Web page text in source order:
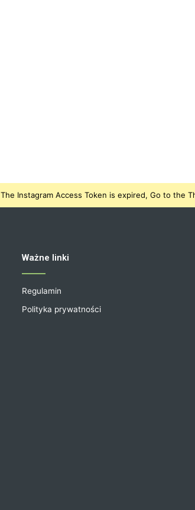
The Instagram Access Token is expired, Go to the
Ważne linki
Regulamin
Polityka prywatności